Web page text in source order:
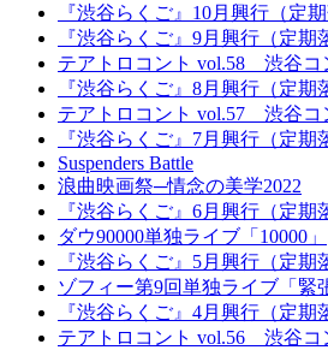
『渋谷らくご』10月興行（定
『渋谷らくご』9月興行（定
テアトロコント vol.58 渋谷コ
『渋谷らくご』8月興行（定
テアトロコント vol.57 渋谷コ
『渋谷らくご』7月興行（定
Suspenders Battle
浪曲映画祭─情念の美学2022
『渋谷らくご』6月興行（定
ダウ90000単独ライブ「10000」
『渋谷らくご』5月興行（定
ゾフィー第9回単独ライブ「緊
『渋谷らくご』4月興行（定
テアトロコント vol.56 渋谷コ